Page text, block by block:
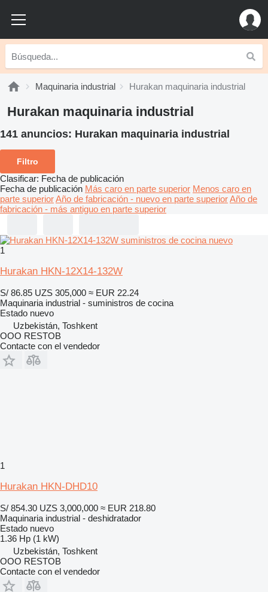
Maquinaria industrial Hurakan maquinaria industrial
Hurakan maquinaria industrial
141 anuncios: Hurakan maquinaria industrial
Filtro
Clasificar: Fecha de publicación
Fecha de publicación Más caro en parte superior Menos caro en
parte superiorAño de fabricación - nuevo en parte superiorAño de
fabricación - más antiguo en parte superior
1
Hurakan HKN-12X14-132W
S/ 86.85 UZS 305,000 ≈ EUR 22.24
Maquinaria industrial - suministros de cocina
Estado nuevo
Uzbekistán, Toshkent
OOO RESTOB
Contacte con el vendedor
1
Hurakan HKN-DHD10
S/ 854.30 UZS 3,000,000 ≈ EUR 218.80
Maquinaria industrial - deshidratador
Estado nuevo
1.36 Hp (1 kW)
Uzbekistán, Toshkent
OOO RESTOB
Contacte con el vendedor